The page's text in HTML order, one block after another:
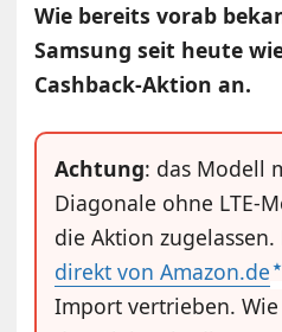
Wie bereits vorab
Samsung seit heute
Cashback-Aktion an.
Achtung: das Modell
Diagonale ohne LTE-
die Aktion
direkt von Amazon.de
Import vertrieben. Wie